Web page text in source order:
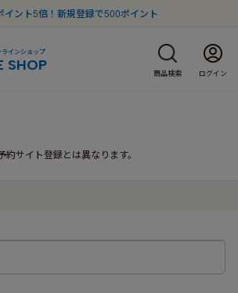
イント5倍！新規登録で500ポイント
インショップ
SHOP 商品検索 ログイン
サイト登録とは異なります。